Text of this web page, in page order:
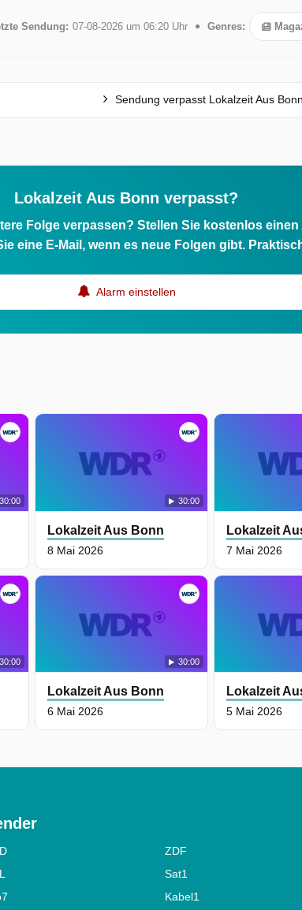
Sendung: 07-08-2026 um 06:20 Uhr Genres:
Sendung verpasst Lokalzeit Aus Bonn
Lokalzeit Aus Bonn verpasst?
Folge verpassen? Stellen Sie kostenlos einen
eine E-Mail, wenn es neue Folgen gibt.
Alarm einstellen
30:00
30:00
30:00
Lokalzeit Aus Bonn
8 Mai 2026
Lokalzeit
7 Mai 2026
30:00
Lokalzeit Aus Bonn
6 Mai 2026
Lokalzeit
5 Mai 2026
ZDF
Sat1
Kabel1